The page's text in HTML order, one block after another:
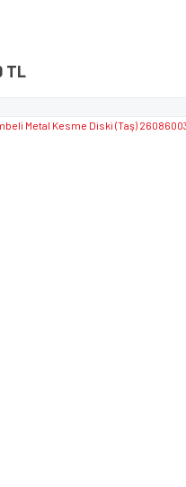
TL